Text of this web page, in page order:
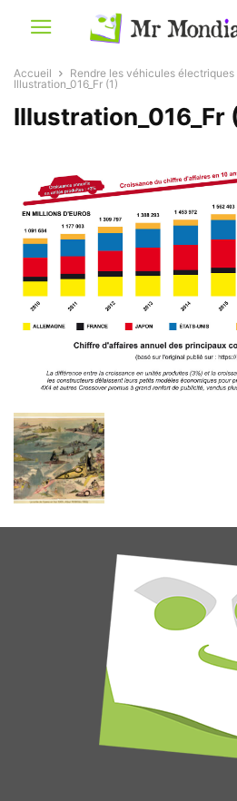
Accueil
Rendre les véhicules
Illustration_016_Fr (1)
Illustration_016_Fr